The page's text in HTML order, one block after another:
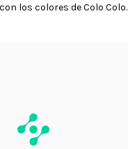
los colores de Colo Colo.